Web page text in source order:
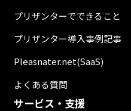
プリザンターでできること
プリザンター導入事例記事
Pleasnater.net(SaaS)
よくある質問
サービス・支援